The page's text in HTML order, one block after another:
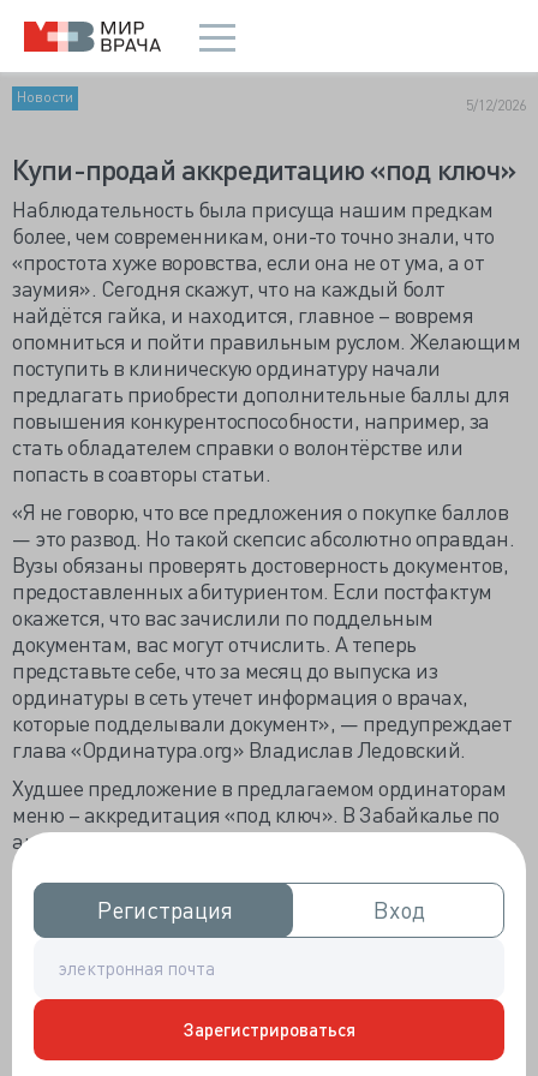
Регистрация
Регистрация Вход
Вход
Зарегистрироваться
Новости 5/12/2026
Купи-продай аккредитацию «под ключ»
Наблюдательность была присуща нашим предкам
более, чем современникам, они-то точно знали, что
«простота хуже воровства, если она не от ума, а от
заумия». Сегодня скажут, что на каждый болт
найдётся гайка, и находится, главное – вовремя
опомниться и пойти правильным руслом. Желающим
поступить в клиническую ординатуру начали
предлагать приобрести дополнительные баллы для
повышения конкурентоспособности, например, за
стать обладателем справки о волонтёрстве или
попасть в соавторы статьи.
«Я не говорю, что все предложения о покупке баллов
— это развод. Но такой скепсис абсолютно оправдан.
Вузы обязаны проверять достоверность документов,
предоставленных абитуриентом. Если постфактум
окажется, что вас зачислили по поддельным
документам, вас могут отчислить. А теперь
представьте себе, что за месяц до выпуска из
ординатуры в сеть утечет информация о врачах,
которые подделывали документ», — предупреждает
глава «Ординатура.org» Владислав Ледовский.
Худшее предложение в предлагаемом ординаторам
меню – аккредитация «под ключ». В Забайкалье по
аналогичному поводуосудили51 врача и 105 в
судебном процессе за взятки для получения
аккредитации, как правило, по второй
специальности. Первых фальшиво аккредитованных
наказывали по максимуму – условный срок и
гигантский штраф, потом суд ограничился 15-
кратными штрафами, затем уже «входил в
положение», присуждая по 350 тыс. вместе с запретом
работы по «фальшивой» специальности.